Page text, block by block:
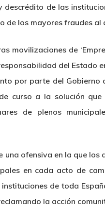
de las
de los mayores fraudes al
movilizaciones de
del Estado
por parte del Gobierno
curso a la solución
de plenos
una ofensiva en la que
en cada acto de
de toda
la acción